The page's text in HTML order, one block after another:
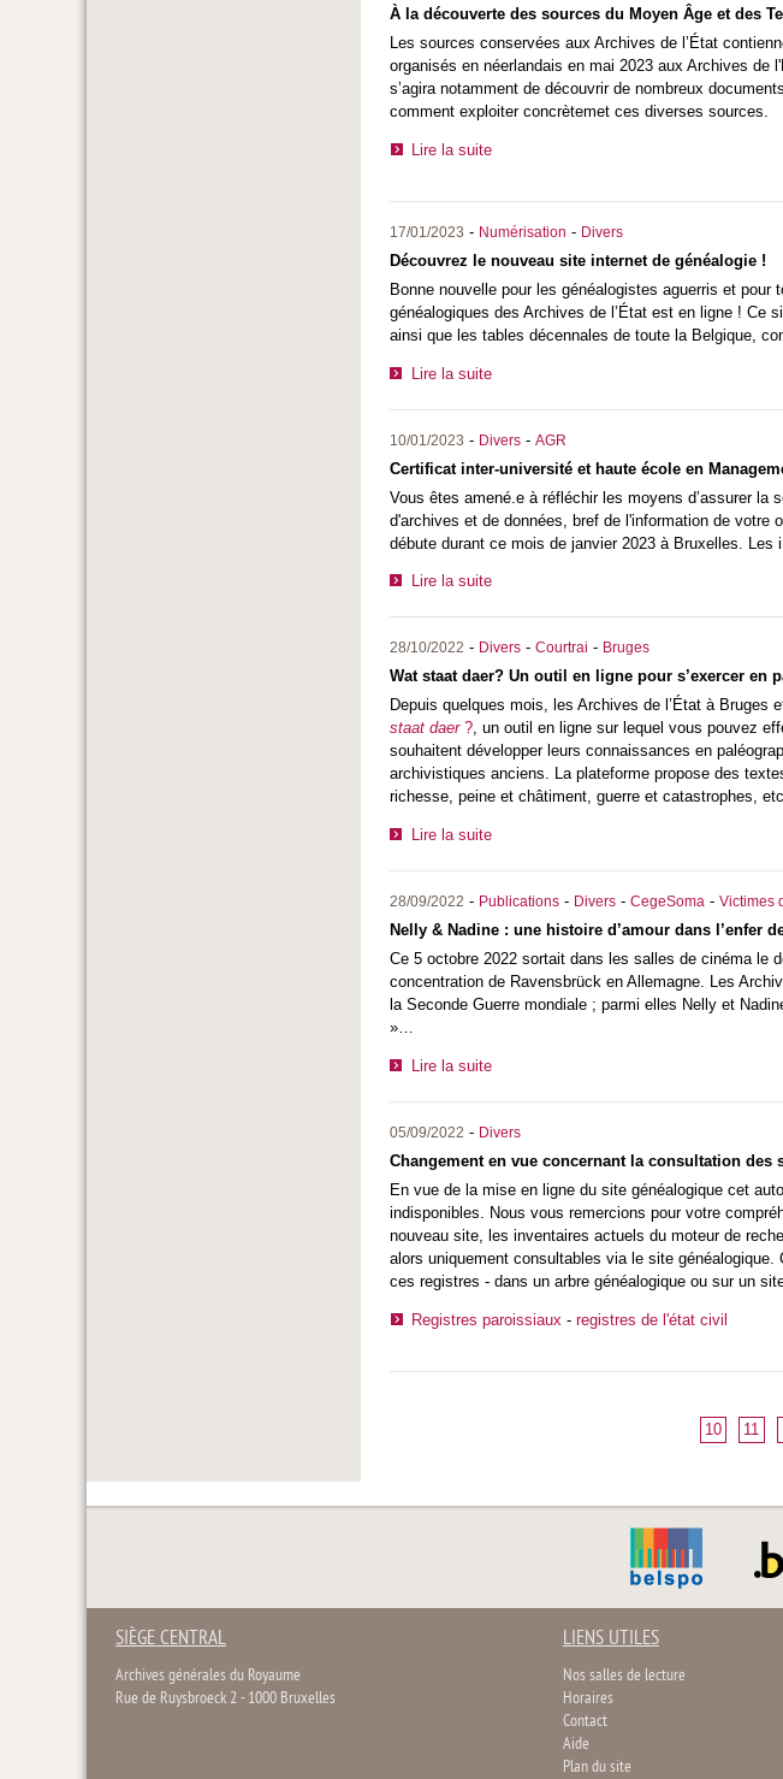
À la découverte des sources du Moyen Âge et des
Les sources conservées aux Archives de l’État
organisés en néerlandais en mai 2023 aux Archives de
s’agira notamment de découvrir de nombreux
comment exploiter concrètemet ces diverses sources.
Lire la suite
17/01/2023 - Numérisation - Divers
Découvrez le nouveau site internet de généalogie !
Bonne nouvelle pour les généalogistes aguerris et
généalogiques des Archives de l’État est en ligne ! Ce
ainsi que les tables décennales de toute la Belgique,
Lire la suite
10/01/2023 - Divers - AGR
Certificat inter-université et haute école en
Vous êtes amené.e à réfléchir les moyens d’assurer la
d'archives et de données, bref de l'information de votre
débute durant ce mois de janvier 2023 à Bruxelles.
Lire la suite
28/10/2022 - Divers - Courtrai - Bruges
Wat staat daer? Un outil en ligne pour s’exercer en
Depuis quelques mois, les Archives de l’État à Bruges
staat daer ?, un outil en ligne sur lequel vous pouvez
souhaitent développer leurs connaissances en
archivistiques anciens. La plateforme propose des
richesse, peine et châtiment, guerre et catastrophes,
Lire la suite
28/09/2022 - Publications - Divers - CegeSoma - Victimes
Nelly & Nadine : une histoire d’amour dans l’enfer
Ce 5 octobre 2022 sortait dans les salles de cinéma le
concentration de Ravensbrück en Allemagne. Les
la Seconde Guerre mondiale ; parmi elles Nelly et
»…
Lire la suite
05/09/2022 - Divers
Changement en vue concernant la consultation des
En vue de la mise en ligne du site généalogique cet
indisponibles. Nous vous remercions pour votre
nouveau site, les inventaires actuels du moteur de
alors uniquement consultables via le site
ces registres - dans un arbre généalogique ou sur un
Registres paroissiaux - registres de l'état civil
10
11
SIÈGE CENTRAL
Archives générales du Royaume
Rue de Ruysbroeck 2 - 1000 Bruxelles
LIENS UTILES
Nos salles de lecture
Horaires
Contact
Aide
Plan du site